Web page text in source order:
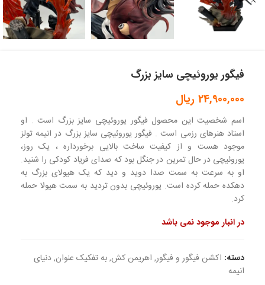
فیگور یوروئیچی سایز بزرگ
24,900,000 ریال
اسم شخصیت این محصول فیگور یوروئیچی سایز بزرگ است . او
استاد هنرهای رزمی است . فیگور یوروئیچی سایز بزرگ در انیمه تولز
موجود هست و از کیفیت ساخت بالایی برخورداره ، یک روز،
یوروئیچی در حال تمرین در جنگل بود که صدای فریاد کودکی را شنید.
او به سرعت به سمت صدا دوید و دید که یک هیولای بزرگ به
دهکده حمله کرده است. یوروئیچی بدون تردید به سمت هیولا حمله
کرد.
در انبار موجود نمی باشد
دسته: اکشن فیگور و فیگور, اهریمن کش,به تفکیک عنوان,دنیای
انیمه